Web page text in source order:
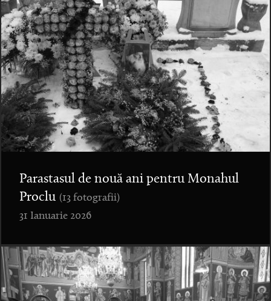
Parastasul de nouă ani pentru Monahul
Proclu (13 fotografii)
31 Ianuarie 2026